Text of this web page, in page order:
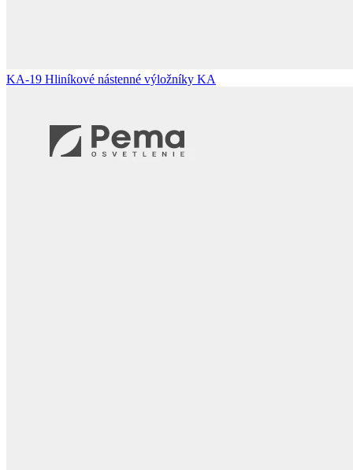
KA-19 Hliníkové nástenné výložníky KA